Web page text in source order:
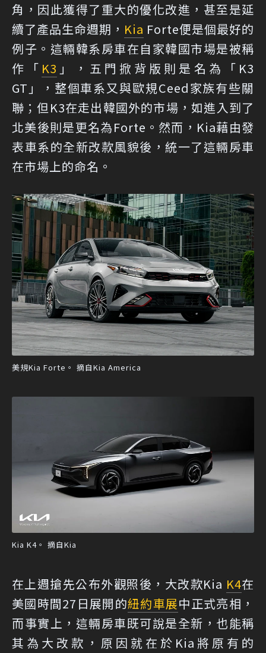
角，因此獲得了重大的優化改進，甚至是延
續了產品生命週期， Kia Forte便是個最好的
例子。這輛韓系房車在自家韓國市場是被稱
作「 K3 」，五門掀背版則是名為「K3
GT」，整個車系又與歐規Ceed家族有些關
聯；但K3在走出韓國外的市場，如進入到了
北美後則是更名為Forte。然而，Kia藉由發
表車系的全新改款風貌後，統一了這輛房車
在市場上的命名。
美規Kia Forte。 摘自Kia America
Kia K4。 摘自Kia
在上週搶先公布外觀照後，大改款Kia K4在
美國時間27日展開的紐約車展中正式亮相，
而事實上，這輛房車既可說是全新，也能稱
其為大改款，原因就在於Kia將原有的